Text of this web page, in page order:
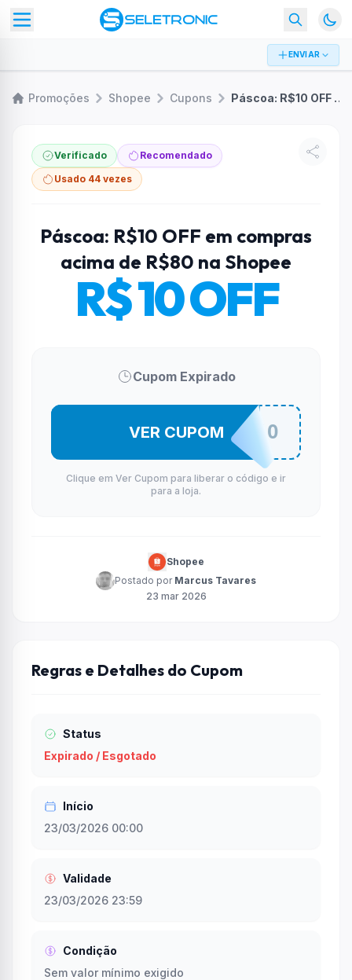
ENVIAR
Promoções Shopee Cupons Páscoa: R$10 OFF em compras acima de R$80 na Shopee
Verificado
Recomendado
Usado 44 vezes
Páscoa: R$10 OFF em compras
acima de R$80 na Shopee
R$ 10 OFF
Cupom Expirado
PASCOASHO
VER CUPOM
Clique em Ver Cupom para liberar o código e ir
para a loja.
Shopee
Postado por Marcus Tavares
23 mar 2026
Regras e Detalhes do Cupom
Status
Expirado / Esgotado
Início
23/03/2026 00:00
Validade
23/03/2026 23:59
Condição
Sem valor mínimo exigido